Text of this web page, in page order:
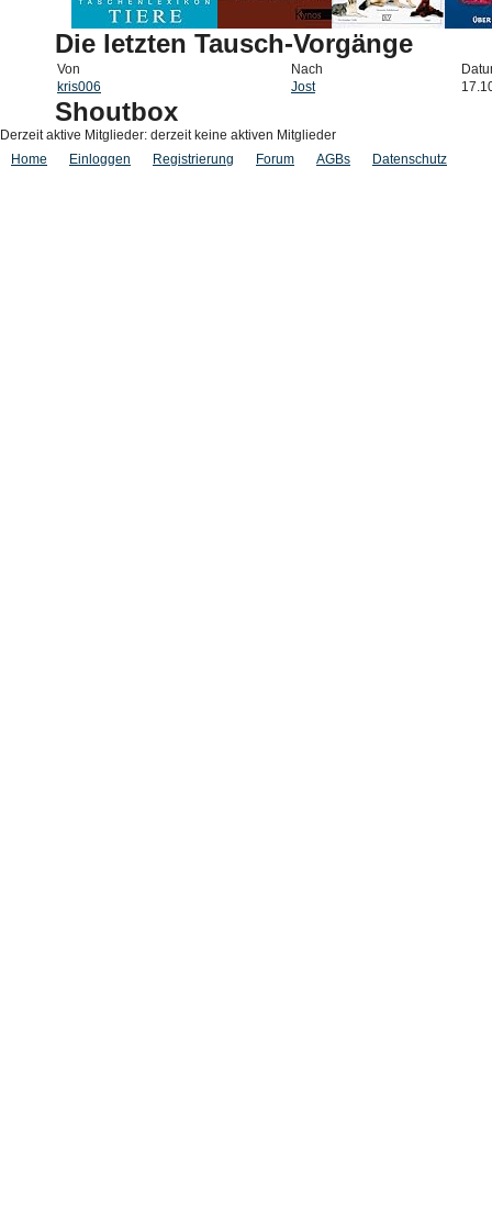
Die letzten Tausch-Vorgänge
Von Nach
kris006
Jost
Shoutbox
Derzeit aktive Mitglieder: derzeit keine aktiven Mitglieder
Home
Einloggen Registrierung Forum AGBs Datenschutz